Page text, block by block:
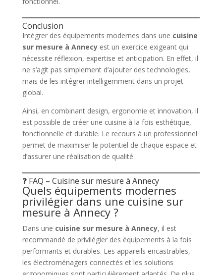
Conclusion
Intégrer des équipements modernes dans une cuisine
sur mesure à Annecyest un exercice exigeant qui
nécessite réflexion, expertise et anticipation. En effet, il
ne s’agit pas simplement d’ajouter des technologies,
mais de les intégrer intelligemment dans un projet
global.
Ainsi, en combinant design, ergonomie et innovation, il
est possible de créer une cuisine à la fois esthétique,
fonctionnelle et durable. Le recours à un professionnel
permet de maximiser le potentiel de chaque espace et
d’assurer une réalisation de qualité.
❓ FAQ – Cuisine sur mesure à Annecy
Quels équipements modernes
privilégier dans une cuisine sur
mesure à Annecy ?
Dans une cuisine sur mesure à Annecy, il est
recommandé de privilégier des équipements à la fois
performants et durables. Les appareils encastrables,
les électroménagers connectés et les solutions